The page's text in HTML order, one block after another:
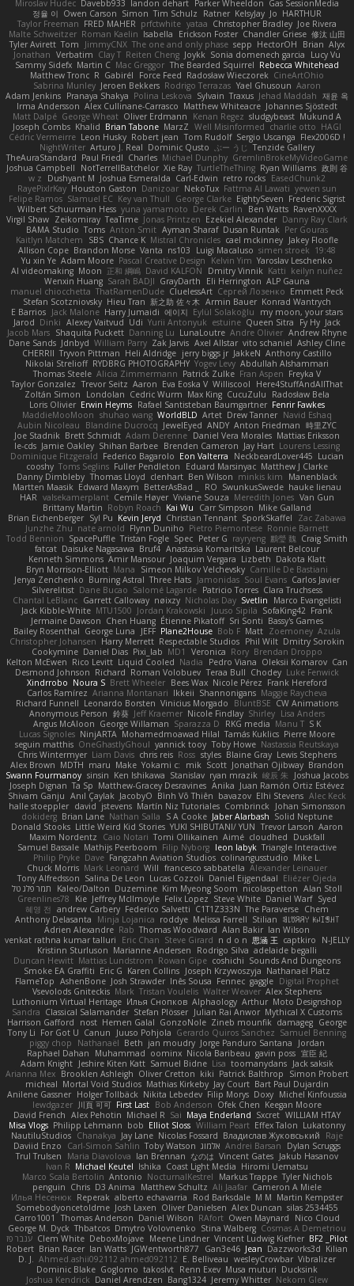
Miroslav Hudec Davebb933 landon dehart Parker Wheeldon Gas SessionMedia
정율 이 Owen Carson Simon Tim Schulz Ratner KelsyJay Jo HARTHUR
Taylor Freeman FRED MAHER prfctwhite yataa Christopher Bradley Joe Rivera
Malte Schweitzer Roman Kaelin Isabella Erickson Foster Chandler Griese 修汰 山田
Tyler Avirett Tom JimmyCNX The one and only phase sepp HectorOH Brian Alyx
Jonathan Verbatim Clay T Reiten Cheng Joykk Sonia domenech garcia
Lucy Vu
Sammy Sidefx Martin C Mac Greggor The Bearded Squirrel Rebecca Whitehead
Matthew Tronc R Gabirél Force Feed Radosław Wieczorek CineArtOhio
Sabrina Munley Jeroen Bekkers Rodrigo Terrazas Yael Ghusoun Aaron
Adam Jenkins Pranaya Shakya Polina Leskova Sylvain Traxus Jehad Maddah 재윤 옥
Irma Andersson Alex Cullinane-Carrasco Matthew Whiteacre Johannes Sjöstedt
Matt Dalpé George Wheat Oliver Erdmann Kenan Regez sludgybeast Mukund A
Joseph Combs Khalid Brian Tabone MarzZ Well Misinformed charlie otto HAGI
Cédric Vermeirre Leon Husky Robert jean Tom Rudolf Sergio Uscanga Flex2006D !
NightWriter Arturo J. Real Dominic Qusto ぶー うじ
Tenzide Gallery
TheAuraStandard Paul Friedl Charles Michael Dunphy GremlinBrokeMyVideoGame
Joshua Campbell
NotTerrellBatchelor Xie Ray TurtleTheThing Ryan Williams 政則 谷
w z
Dushyant M Joshua Esmeralda Carl-Edwin retro rocks EasedChunk2
RayePixlrKay Houston Gaston Danizoar NekoTux Fattma Al Lawati yewen sun
Felipe Ramos Slamuel EC Key van Thull George Clarke EightySeven Frederic Sigrist
Wilbert Schuurman Hess yuna yamamoto Derek Carlin Ben Watts RavenXXXX
Virgil Shaw Zeikomiray TeaTime Jonas Printzen Ezekiel Alexander Danny Ray Clark
BAMA Studio Toms Anton Smit Ayman Sharaf Dusan Runtak Per Gouras
Kaitlyn Matchem
SBS Chance K Mistral Chronicles cael mckinney Jakey Floofle
Allison Cope Brandon Morse Vanta ns103 Luigi Macaluso simen stroek 19:48
Yu xin Ye Adam Moore Pascal Creative Design Kelvin Yim Yaroslav Leschenko
AI videomaking Moon 正和 綱嶋 David KALFON Dmitry Vinnik Katti keilyn nuñez
Wenxin Huang Sarah BADJI GrayDarth Eli Herrington ALP Gauna
manuel chiocchetta ThatRamenDude CluelessArt Cергей Лозенко Emmett Peck
Stefan Scotzniovsky Hieu Tran 新之助 佐々木 Armin Bauer Konrad Wantrych
E Barrios Jack Malone Harry Jumaidi 에이지 Eylül Solakoğlu
my moon, your stars
Jarod Dinki Alexey Vaitvud Udi Yurii Antonyuk estuine Queen Sitra Fy Hy Jack
Jacob Mars Shaquita Puckett Danning Lu LunaLoutre Andre Olivier Andrew Rhyne
Dane Sands Jdnbyd William Parry Zak Jarvis Axel Allstar vito schaniel Ashley Cline
CHERRII Tryvon Pittman Heli Aldridge jerry biggs jr JakkeN Anthony Castillo
Nikolai Strelioff RYDBRG PHOTOGRAPHY Yogev Levy Abdullah Alshammari
Thomas Steele Alicia Zimmermann Patrick Zulke Fran Aspen Freyka V
Taylor Gonzalez Trevor Seitz Aaron Eva Eoska V Williscool
Here4StuffAndAllThat
Zoltán Simon
Londolan Cedric Wurm Max King CucuZulu
Radosław Bela
Loris Olivier Erwin Heyms Rafael Santisteban Baumgartner Fenrir Fawkes
MaddieMooMoon shuhao wang WorldBLD Artet Drew Tanner Navid Eshaq
Aubin Nicoleau
Blandine Ducrocq JewelEyed ANDY Anton Friedman 時里ZYC
Joe Stadnik Brett Schmidt Adam Derenne Daniel Vera Morales Mattias Eriksson
le-cds Jamie Oakley Shihan Barbee Brenden Cameron Jay Hart Lourens Lessing
Dominique Fitzgerald Federico Bagarolo Eon Valterra NeckbeardLover445 Lucian
cooshy Toms Seglins Fuller Pendleton Eduard Marsinyac Matthew J Clarke
Danny Dimbleby Thomas Lloyd clenhart Ben Wilson minkis kim
Manenblack
Martten Maasik Edward Maxym BetterAsBad _ RO SwunkusSwede hauke lienau
HAR valsekamerplant Cemile Høyer Viviane Souza Meredith Jones Van Gun
Brittany Martin Robyn Roach Kai Wu Carr Simpson Mike Galland
Brian Eichenberger Syl Pu Kevin Jeryd Christian Tennant SporkSkaffel
Zac Zabawa
Junzhe Zhu nate arnold Flynn Duniho Pietro Piemontese Ronnie Barnett
Todd Bennion SpacePuffle Tristan Fogle Spec Peter G rayryeng 鸝瑩 魏 Craig Smith
fatcat Daisuke Nagasawa Bruf4 Anastasia Komaritska Laurent Belcour
Kenneth Simmons Amir Mansour Joaquim Vergara Lizbeth Dakota Klatt
Bryn Morrison-Elliott Mana Simeon Milkov Velchevsky Camille De Bastiani
Jenya Zenchenko Burning Astral Three Hats Jamonidas Soul Evans Carlos Javier
Silverelitist Dane Bucao Salomé Lagarde Patricio Torres Clara Truchsess
Chantal LeBlanc Garrett Calloway nøixzy Nicholas Day Svetlin
Marco Evangelisti
Jack Kibble-White MTU1500 Jordan Krakowski Juuso Sipilä SofaKing42 Frank
Jermaine Dawson Chen Huang Étienne Pikatoff Sri Sonti Bassy's Games
Bailey Rosenthal George Luna JEFF Plane2House Bob F Matt Zoemoney Azula
Christopher Johansen Harry Merrett Respectable Studios Phil Wilt Dmitry Sorokin
Cookymine Daniel Dias Pixi_lab MD1 Veronica Rory Brendan Droppo
Kelton McEwen Rico Levitt Liquid Cooled Nadia Pedro Viana Oleksii Komarov Can
Desmond Johnson Richard Roman Volobuev Teraa Bull Chodey Luke Fenwick
Xindrrobo Noura S Brett Wheeler Bees Wax Nicole Pérez Frank Hereford
Carlos Ramírez Arianna Montanari Ikkeii Shannonigans Maggie Raycheva
Richard Funnell Leonardo Borsten Vinicius Morgado BluntBSE CW Animations
Anonymous Person 鈴葵 Jeff Kraemer Nicole Findlay Shirley Lisa Anders
Angus McAloon George Willaman Sparazza D RKG media Manu T S K
Lucas Signoles NinjARTA Mohamedmoawad Hilal Tamás Kuklics Pierre Moore
seguin matthis OneGhastlyGhoul yannick tooy Toby Howe Nastassia Reutskaya
Chris Wintermyer Liam Davis chris reis Ross styles Blaine Gray Lewis Stephens
Alex Brown MDTH maru Make Yokami c: mik Scott Jonathan Ojibway Brandon
Swann Fourmanoy sinsin Ken Ishikawa Stanislav ryan mrazik 峻辰 朱
Joshua Jacobs
Joseph Dignan Ta Sp Matthew-Gracey Desravines Anika Juan Ramón Ortiz Estévez
Shivam Ganju Anıl Çaylak JacobyO Bình Võ Thiên bavazov Elhi Stevens Alec Keck
halle stoeppler david jstevens Martín Niz Tutoriales Combrinck Johan Simonsson
dokiderg Brian Lane Nathan Salla S A Cooke Jaber Alarbash Solid Neptune
Donald Stooks Little Weird Kid Stories YUKI SHIBUTANI/ YUN Trevor Larson Aaron
Maxim Nordentz
Caio Notari Tomi Ollikainen Aimé cloudhed
Duskfall
Samuel Bassale Mathijs Peerboom Filip Nyborg leon labyk Triangle Interactive
Philip Pryke Dave Fangzahn Aviation Studios colinangusstudio Mike L.
Chuck Morris Mark Leonard Will francesco sabbatella Alexander Leinauer
Tony Alfredsson Salina De Leon Lucas Cozzoli Daniel Eijgendaal Eliézer Ojeda
תמר פלג טל
Kaleo/Dalton Duzemine Kim Myeong Soom nicolaspetton Alan Stoll
Greenlines78
Kie Jeffrey McIlmoyle Felix Lopez Steve White Daniel Warf Syed
혜영 전 andrew Carbery Federico Salvetti C1T1Z333N The Paraverse Chem
Anthony Delasanta
Minja Lojanica roddye Melissa Farrell Stilian ꌃ꒒ꀎꋪꋪꌩ ꀘꈤꀤꁅꃅ꓄
Adrien Alexandre Rab Thomas Woodward Alan Bakir Ian Wilson
venkat rathna kumar talluri
Eric Chan Steve Girard n d o n 思涵 王 captkiro
N-JELLY
Kristinn Sturluson Marianne Andersen Rodrigo Silva adelaide begalli
Duncan Hewitt Mattias Lundstrom Rowan Gipe coshichi Sounds And Dungeons
Smoke EA Graffiti Eric G Karen Collins Joseph Krzywoszyja Nathanaël Platz
FlameTop AshenBone Josh Strawder Inês Sousa Fennec gaggle Digital Prophet
Vsevolods Gniteckis Mark Tristan Voulelis Walter Weaver Alex Stephens
Luthonium Virtual Heritage Илья Снопков Alphaology Arthur Moto Designshop
Sandra Classical Salamander Stefan Plösser Julian Rai Anwor Mythical X Customs
Harrison Gafford
nost Hemen Galal GonzoNole Zineb mounfik damageg George
Tony Li For Got U Canun Juuso Pohjola Gerardo Quiros Sanchez Samuel Benning
piggy chop
Nathanaël Beth jan moudry Jorge Panduro Santana
Jordan
Raphael Dahan
Muhammad oominx Nicola Baribeau gavin poss 宣臣 紀
Adam Knight Jeshire Kiten Katt Samuel Bidne Lisa toomanydans Jack saksik
Arianna Mex Brooklen Ashleigh Oliver Cretton kiki Patrick Balthrop
Simon Probert
micheal Mortal Void Studios Mathias Kirkeby Jay Court Bart Paul Dujardin
Anilene Gassner Holger Tollbäck Nikita Lebedev Filip Morys Doxy Michel Kinfoussia
lewdgazer 川頁 可可 First Last Bob Anderson Ofek Chen Keegan Moore
David French Alex Pehotin Michael R Sai Maya Enderland Sxcret WILLIAM HTAY
Misa Vlogs Philipp Lehmann bob Elliot Sloss William Peart Effex Talon Lukatonny
NautiluStudios Chanakya Jay Lane Nicolas Fossard Владислав Жуковський
Raje
Daviid Enzo
Carl-Simon Sahlin Toby Watson אלמוג Andrei Barsan
Dylan Scruggs
Trul Trulsen
Maria Diavolova Ian Brennan なのは Vincent Gates Jakub Hasanov
Ivan R Michael Keutel Ishika Coast Light Media Hiromi Uematsu
Marco Scala Bertolin Antonio NocturnalKestrel Markus Trappe Tyler Nichols
penguin Chris D3 Anima Matthew Schultz Ali Jaafar Cameron A Miele
Илья Несенюк Reperak alberto echavarria Rod Barksdale M M Martin Kempster
Somebodyoncetoldme Josh Laxen Oliver Danielsen Alex Duncan silas 2534455
Carro1001
Thomas Anderson Daniel Wilson RAfort Owen Maynard
Nico Cloud
George M. Dyck Thbatcos Dmytro Volovnenko Stina Walberg Cosmas A Demetriou
ענבר פז Clem White DeboxMojave Meene Lindner Vincent Ludwig Kiefner BF2 _Pilot
Robert Brian Racer Ian Watts JGWentworth877 Gan3e46 Jean Dazzworks3d Kilian
D. J. Ahmed.ashii092112 ahmed092112 E. Belliveau wesleyCrowbar Vibralizer
Dominic Blake Goglomo takoslvt Renn Exev Musa muturi Ducksink
Joshua Kendrick Daniel Arendzen Bang1324 Jeremy Whitter Nekom Glew